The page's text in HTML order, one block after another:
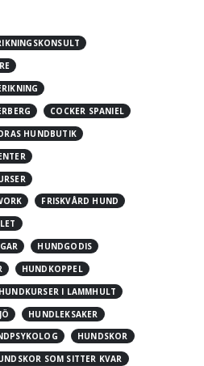
COCKER SPANIEL
HUNDBUTIK
FRISKVÅRD HUND
HUNDGODIS
HUNDKOPPEL
HUNDKURSER I LAMMHULT
HUNDLEKSAKER
HUNDSKOR
SOM SITTER KVAR